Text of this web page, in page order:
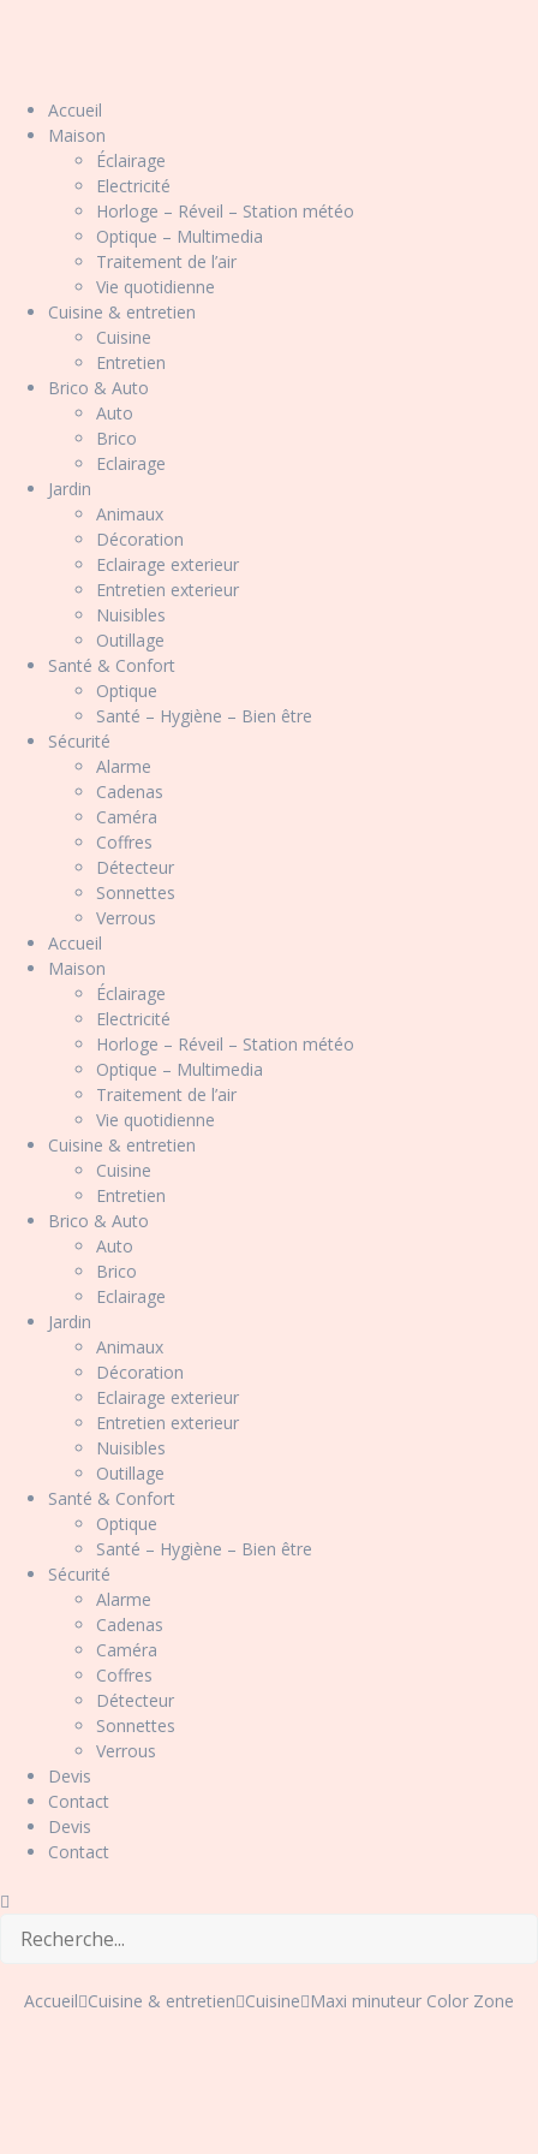
Accueil
Maison
Éclairage
Electricité
Horloge – Réveil – Station météo
Optique – Multimedia
Traitement de l’air
Vie quotidienne
Cuisine & entretien
Cuisine
Entretien
Brico & Auto
Auto
Brico
Eclairage
Jardin
Animaux
Décoration
Eclairage exterieur
Entretien exterieur
Nuisibles
Outillage
Santé & Confort
Optique
Santé – Hygiène – Bien être
Sécurité
Alarme
Cadenas
Caméra
Coffres
Détecteur
Sonnettes
Verrous
Accueil
Maison
Éclairage
Electricité
Horloge – Réveil – Station météo
Optique – Multimedia
Traitement de l’air
Vie quotidienne
Cuisine & entretien
Cuisine
Entretien
Brico & Auto
Auto
Brico
Eclairage
Jardin
Animaux
Décoration
Eclairage exterieur
Entretien exterieur
Nuisibles
Outillage
Santé & Confort
Optique
Santé – Hygiène – Bien être
Sécurité
Alarme
Cadenas
Caméra
Coffres
Détecteur
Sonnettes
Verrous
Devis
Contact
Devis
Contact
Accueil Cuisine & entretien Cuisine Maxi minuteur Color Zone